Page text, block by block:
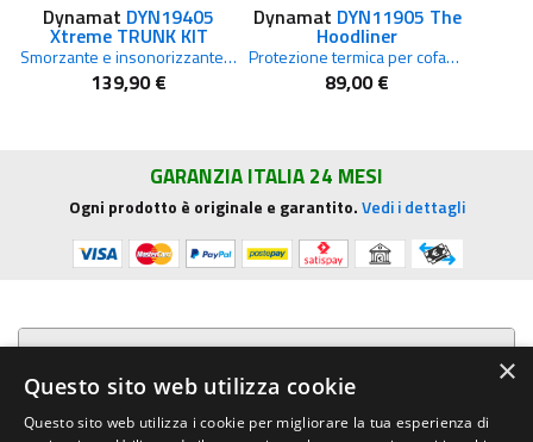
Dynamat DYN19405
Xtreme TRUNK KIT
Smorzante e insonorizzante per bagagliaio auto confezione 5 fogli
139,90 €
Dynamat DYN11905 The
Hoodliner
Protezione termica per cofano motore, conf. 1 foglio 137,2 x 81,3 cm
89,00 €
GARANZIA ITALIA 24 MESI
Ogni prodotto è originale e garantito.Vedi i dettagli
Presentazione aziendale
Acquista su R.G. Sound
×
Questo sito web utilizza cookie
Questo sito web utilizza i cookie per migliorare la tua esperienza di